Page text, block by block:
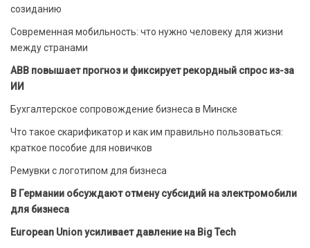
созиданию
Современная мобильность: что нужно человеку для жизни
между странами
ABB повышает прогноз и фиксирует рекордный спрос из-за
ИИ
Бухгалтерское сопровождение бизнеса в Минске
Что такое скарификатор и как им правильно пользоваться:
краткое пособие для новичков
Ремувки с логотипом для бизнеса
В Германии обсуждают отмену субсидий на электромобили
для бизнеса
European Union усиливает давление на Big Tech